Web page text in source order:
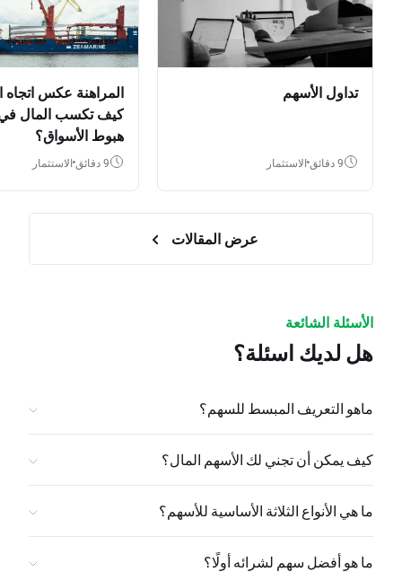
تداول الأسهم
9 دقائق الاستثمار
المراهنة عكس
كيف تكسب المال
هبوط الأسواق؟
9 دقائق الاستثمار
عرض المقالات
الأسئلة الشائعة
هل لديك اسئلة؟
ماهو التعريف المبسط للسهم؟
كيف يمكن أن تجني لك الأسهم المال؟
ما هي الأنواع الثلاثة الأساسية للأسهم؟
ما هو أفضل سهم لشرائه أولًا؟